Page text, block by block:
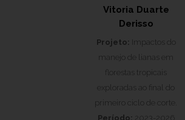
Vitoria Duarte
Derisso
Projeto: Impactos do
manejo de lianas em
florestas tropicais
exploradas ao final do
primeiro ciclo de corte.
Período: 2023-2026